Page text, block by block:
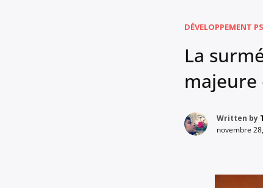
DÉVELOPPEMENT
La
majeure
Written by
novembre